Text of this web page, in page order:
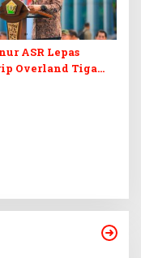
ASR Lepas
Overland Tiga